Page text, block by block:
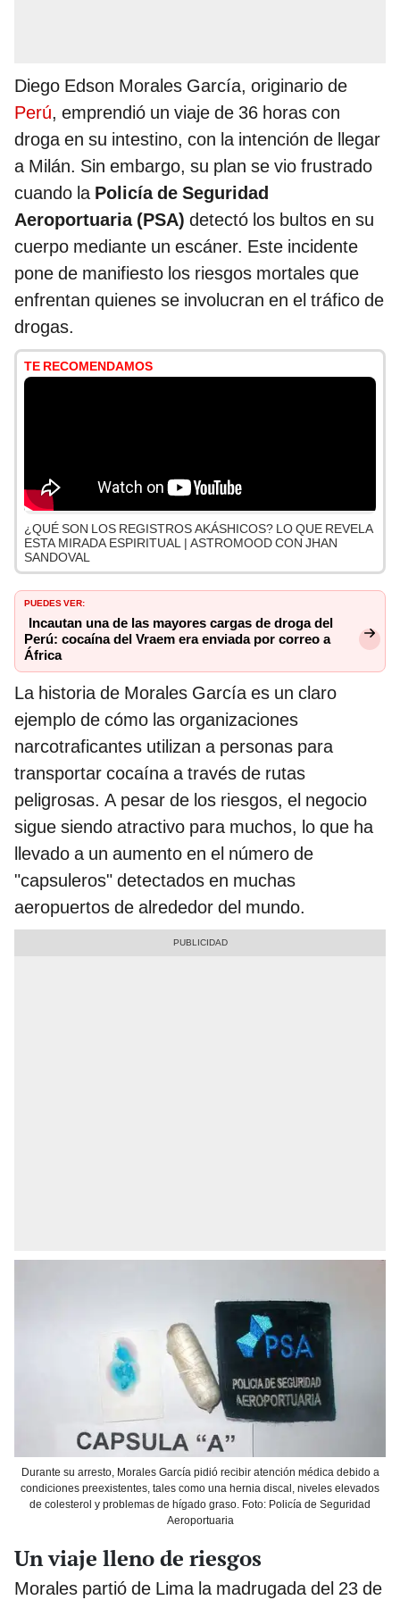
Diego Edson Morales García, originario de
Perú, emprendió un viaje de 36 horas con
droga en su intestino, con la intención de llegar
a Milán. Sin embargo, su plan se vio frustrado
cuando la Policía de Seguridad
Aeroportuaria (PSA) detectó los bultos en su
cuerpo mediante un escáner. Este incidente
pone de manifiesto los riesgos mortales que
enfrentan quienes se involucran en el tráfico de
drogas.
TE RECOMENDAMOS
¿QUÉ SON LOS REGISTROS AKÁSHICOS? LO QUE REVELA
ESTA MIRADA ESPIRITUAL | ASTROMOOD CON JHAN
SANDOVAL
PUEDES VER:
Incautan una de las mayores cargas de droga del
Perú: cocaína del Vraem era enviada por correo a
África
La historia de Morales García es un claro
ejemplo de cómo las organizaciones
narcotraficantes utilizan a personas para
transportar cocaína a través de rutas
peligrosas. A pesar de los riesgos, el negocio
sigue siendo atractivo para muchos, lo que ha
llevado a un aumento en el número de
"capsuleros" detectados en muchas
aeropuertos de alrededor del mundo.
Durante su arresto, Morales García pidió recibir atención médica debido a
condiciones preexistentes, tales como una hernia discal, niveles elevados
de colesterol y problemas de hígado graso. Foto: Policía de Seguridad
Aeroportuaria
Un viaje lleno de riesgos
Morales partió de Lima la madrugada del 23 de